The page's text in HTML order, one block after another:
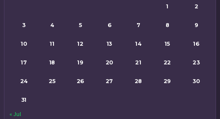
1 2
3 4 5 6 7 8 9
10 11 12 13 14 15 16
17 18 19 20 21 22 23
24 25 26 27 28 29 30
31
« Jul